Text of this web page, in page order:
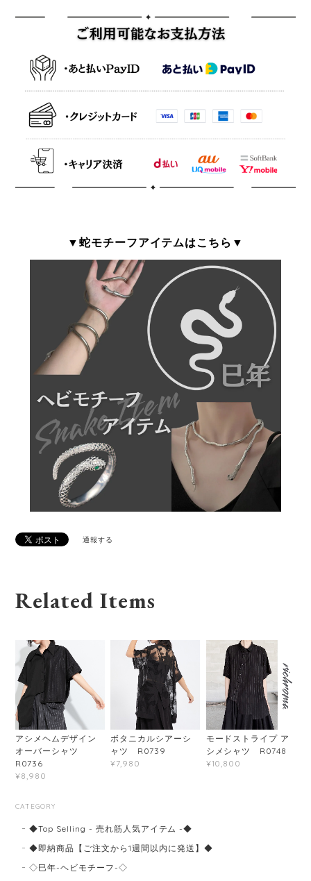
▼蛇モチーフアイテムはこちら▼
通報する
Related Items
アシメヘムデザイン
オーバーシャツ
R0736
¥8,980
ボタニカルシアーシ
ャツ R0739
¥7,980
モードストライプ ア
シメシャツ R0748
¥10,800
CATEGORY
◆Top Selling - 売れ筋人気アイテム -◆
◆即納商品【ご注文から1週間以内に発送】◆
◇巳年-ヘビモチーフ-◇